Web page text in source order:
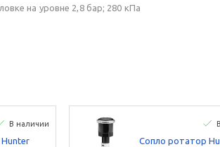
на уровне 2,8 бар; 280 кПа
В наличии
Сопло ротатор